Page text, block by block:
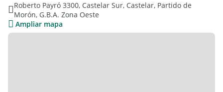
Roberto Payró 3300, Castelar Sur, Castelar, Partido de
Morón, G.B.A. Zona Oeste
Ampliar mapa